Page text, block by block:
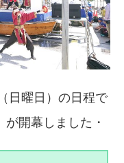
日曜日）の日程で
が開幕しました・